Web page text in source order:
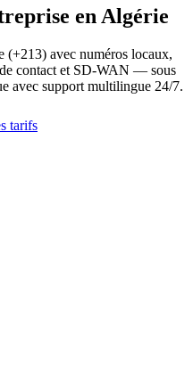
en Algérie
(+213) avec numéros locaux,
contact et SD-WAN — sous
avec support multilingue 24/7.
tarifs